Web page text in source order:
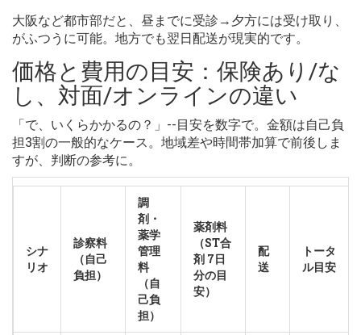
大阪など都市部だと、昼までに受診→夕方には受け取り、
がふつうに可能。地方でも翌日配送が現実的です。
価格と費用の目安：保険あり/な
し、対面/オンラインの違い
「で、いくらかかるの？」--目安を数字で。金額は自己負
担3割の一般的なケース。地域差や時間帯加算で前後しま
すが、判断の参考に。
シナ
リオ
診察料
（自己
負担）
調
剤・
薬学
管理
料
（自
己負
担）
薬剤料
（ST合
剤 7日
分の目
安）
配
送
トータ
ル目安